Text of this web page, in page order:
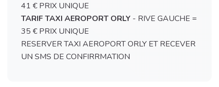
41 € PRIX UNIQUE
TARIF TAXI AEROPORT ORLY- RIVE GAUCHE =
35 € PRIX UNIQUE
RESERVER TAXI AEROPORT ORLY ET RECEVER
UN SMS DE CONFIRRMATION